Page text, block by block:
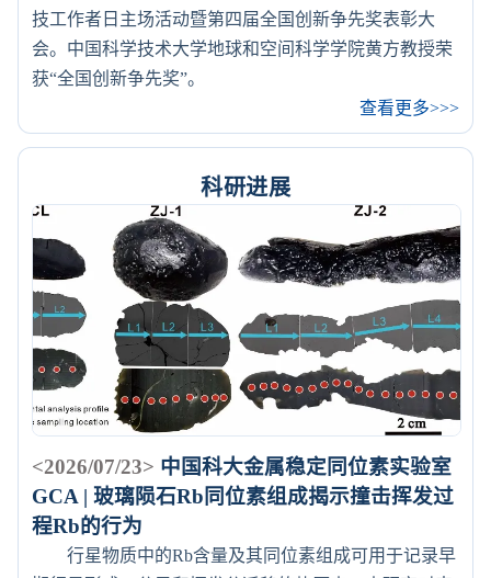
技工作者日主场活动暨第四届全国创新争先奖表彰大
会。中国科学技术大学地球和空间科学学院黄方教授荣
获“全国创新争先奖”。
查看更多>>>
科研进展
<2026/07/23> 中国科大金属稳定同位素实验室
GCA | 玻璃陨石Rb同位素组成揭示撞击挥发过
程Rb的行为
行星物质中的Rb含量及其同位素组成可用于记录早